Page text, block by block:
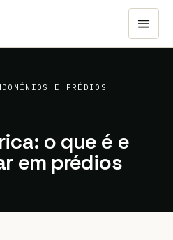
E PRÉDIOS
o que é e
em prédios